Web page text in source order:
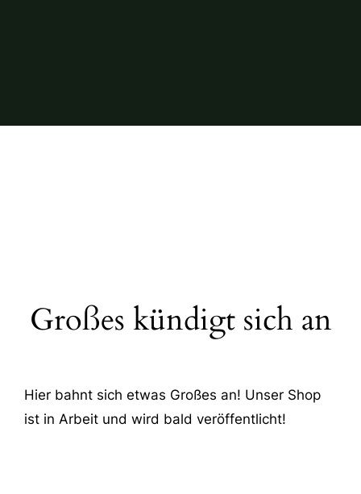
Großes kündigt sich an
Hier bahnt sich etwas Großes an! Unser Shop
ist in Arbeit und wird bald veröffentlicht!